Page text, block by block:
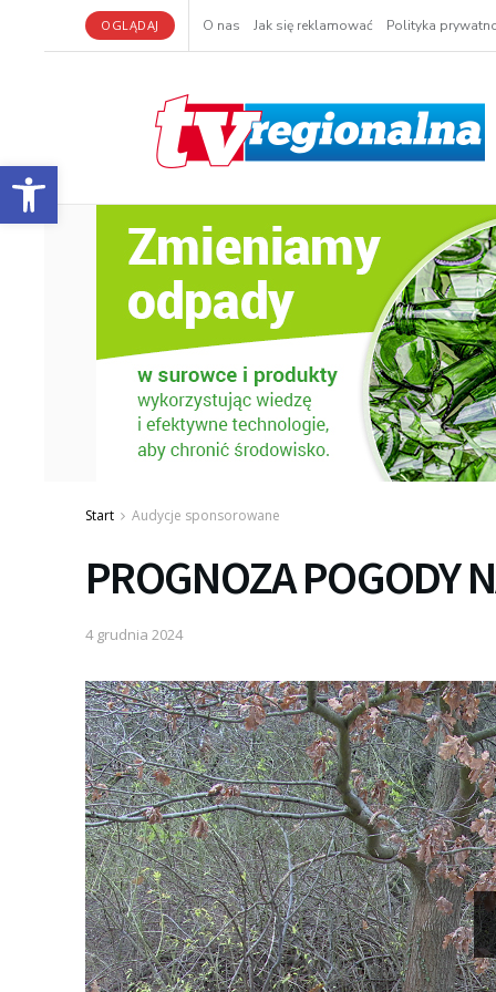
Otwórz pasek narzędzi
OGLĄDAJ O nas Jak się reklamować Polityka
Start Audycje sponsorowane
PROGNOZA POGODY
4 grudnia 2024